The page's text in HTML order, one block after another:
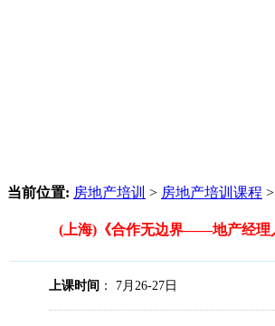
当前位置: 房地产培训 > 房地产培训课程 >
(上海)《合作无边界——地产经理
上课时间 ： 7月26-27日